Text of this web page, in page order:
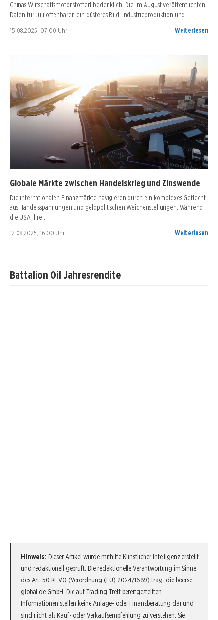
Chinas Wirtschaftsmotor stottert bedenklich. Die im August veröffentlichten
Daten für Juli offenbaren ein düsteres Bild: Industrieproduktion und…
15.08.2025, 07:00 Uhr Weiterlesen
Globale Märkte zwischen Handelskrieg und Zinswende
Die internationalen Finanzmärkte navigieren durch ein komplexes Geflecht
aus Handelsspannungen und geldpolitischen Weichenstellungen. Während
die USA ihre…
12.08.2025, 16:00 Uhr Weiterlesen
Battalion Oil Jahresrendite
Hinweis: Dieser Artikel wurde mithilfe Künstlicher Intelligenz erstellt
und redaktionell geprüft. Die redaktionelle Verantwortung im Sinne
des Art. 50 KI-VO (Verordnung (EU) 2024/1689) trägt die boerse-
global.de GmbH . Die auf Trading-Treff bereitgestellten
Informationen stellen keine Anlage- oder Finanzberatung dar und
sind nicht als Kauf- oder Verkaufsempfehlung zu verstehen. Sie